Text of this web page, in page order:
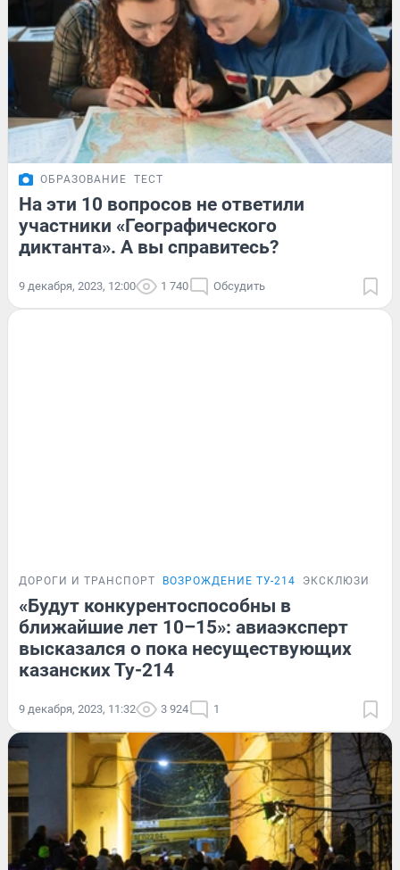
ОБРАЗОВАНИЕ ТЕСТ
На эти 10 вопросов не ответили
участники «Географического
диктанта». А вы справитесь?
9 декабря, 2023, 12:00 1 740 Обсудить
ДОРОГИ И ТРАНСПОРТ ВОЗРОЖДЕНИЕ ТУ-214 ЭКСКЛЮЗИВ
«Будут конкурентоспособны в
ближайшие лет 10–15»: авиаэксперт
высказался о пока несуществующих
казанских Ту-214
9 декабря, 2023, 11:32 3 924 1